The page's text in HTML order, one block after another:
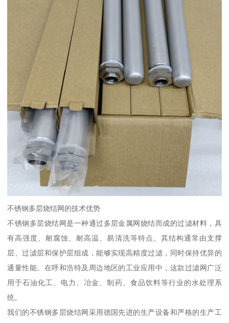
不锈钢多层烧结网的技术优势
不锈钢多层烧结网是一种通过多层金属网烧结而成的过滤材料，具
有高强度、耐腐蚀、耐高温、易清洗等特点。其结构通常由支撑
层、过滤层和保护层组成，能够实现高精度过滤，同时保持优异的
通量性能。在呼和浩特及周边地区的工业应用中，这款过滤网广泛
用于石油化工、电力、冶金、制药、食品饮料等行业的水处理系
统。
我们的不锈钢多层烧结网采用德国先进的生产设备和严格的生产工